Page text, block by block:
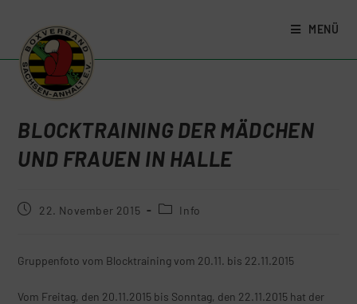
MENÜ
BLOCKTRAINING DER MÄDCHEN
UND FRAUEN IN HALLE
22. November 2015 Info
Gruppenfoto vom Blocktraining vom 20.11. bis 22.11.2015
Vom Freitag, den 20.11.2015 bis Sonntag, den 22.11.2015 hat der